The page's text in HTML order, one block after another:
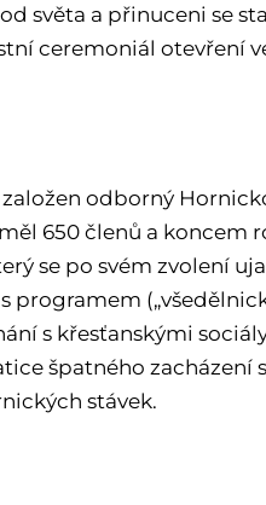
světa a přinuceni se
ceremoniál otevření
založen odborný
650 členů a koncem
se po svém zvolení
programem
s křesťanskými
špatného zacházení
stávek.